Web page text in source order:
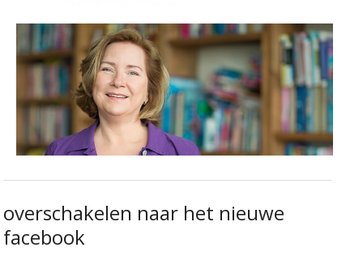
overschakelen naar het nieuwe
facebook